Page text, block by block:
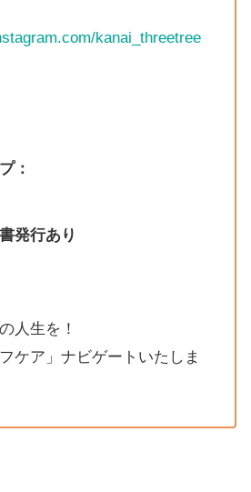
kanai_threetree
：
発行あり
人生を！
ケア」ナビゲートいたしま